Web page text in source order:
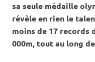
sa seule médaille
révèle en rien le
moins de 17 records
000m, tout au long